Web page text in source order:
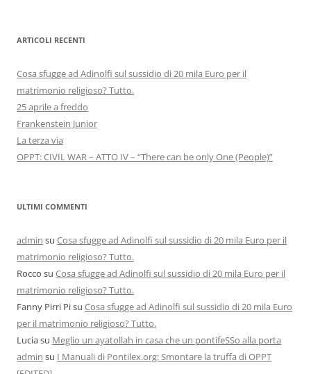
ARTICOLI RECENTI
Cosa sfugge ad Adinolfi sul sussidio di 20 mila Euro per il
matrimonio religioso? Tutto.
25 aprile a freddo
Frankenstein Junior
La terza via
OPPT: CIVIL WAR – ATTO IV – “There can be only One (People)”
ULTIMI COMMENTI
admin su Cosa sfugge ad Adinolfi sul sussidio di 20 mila Euro per il
matrimonio religioso? Tutto.
Rocco su Cosa sfugge ad Adinolfi sul sussidio di 20 mila Euro per il
matrimonio religioso? Tutto.
Fanny Pirri Pisu Cosa sfugge ad Adinolfi sul sussidio di 20 mila Euro
per il matrimonio religioso? Tutto.
Luciasu Meglio un ayatollah in casa che un pontifeSSo alla porta
admin su I Manuali di Pontilex.org: Smontare la truffa di OPPT